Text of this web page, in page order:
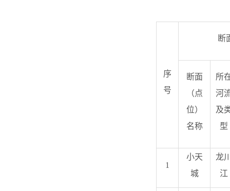
序
号
断
断面
（点
位）
名称
所
河
及
型
1
小天
城
龙
江